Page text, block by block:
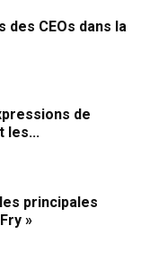
CEOs dans la
de
les...
principales
»